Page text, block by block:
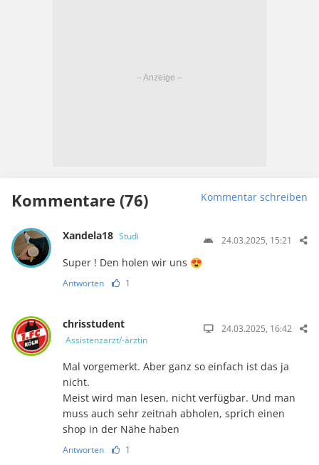
Kommentare (76) Kommentar schreiben
Xandela18 Studi 24.03.2025, 15:21
Super ! Den holen wir uns 😍
Antworten 1
chrisstudent
Assistenzarzt/-ärztin
24.03.2025, 16:42
Mal vorgemerkt. Aber ganz so einfach ist das ja
nicht.
Meist wird man lesen, nicht verfügbar. Und man
muss auch sehr zeitnah abholen, sprich einen
shop in der Nähe haben
Antworten 1